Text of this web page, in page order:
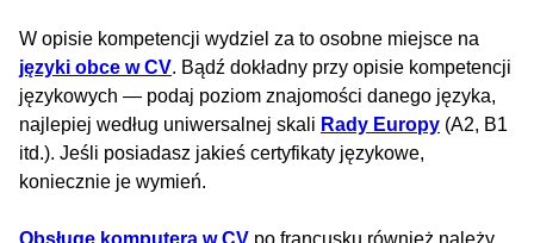
W opisie kompetencji wydziel za to osobne miejsce na
języki obce w CV. Bądź dokładny przy opisie kompetencji
językowych — podaj poziom znajomości danego języka,
najlepiej według uniwersalnej skali Rady Europy (A2, B1
itd.). Jeśli posiadasz jakieś certyfikaty językowe,
koniecznie je wymień.
Obsługę komputera w CV po francusku również należy